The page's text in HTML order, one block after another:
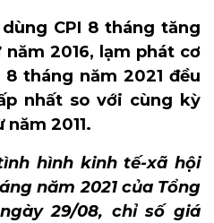
CPI 8 tháng tăng
2016, lạm phát cơ
tháng năm 2021 đều
nhất so với cùng kỳ
2011.
hình kinh tế-xã hội
năm 2021 của Tổng
29/08, chỉ số giá